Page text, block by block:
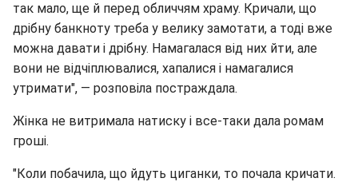
так мало, ще й перед обличчям храму. Кричали, що
дрібну банкноту треба у велику замотати, а тоді вже
можна давати і дрібну. Намагалася від них йти, але
вони не відчіплювалися, хапалися і намагалися
утримати", — розповіла постраждала.
Жінка не витримала натиску і все-таки дала ромам
гроші.
"Коли побачила, що йдуть циганки, то почала кричати.